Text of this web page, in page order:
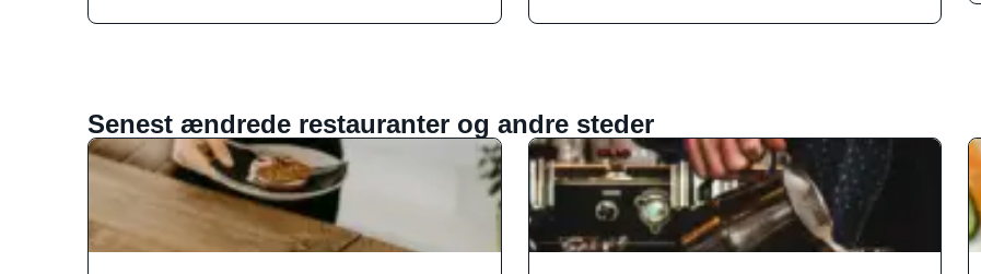
Senest ændrede restauranter og andre steder